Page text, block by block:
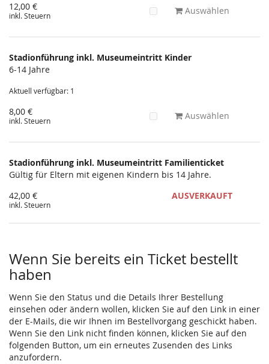
12,00 €
inkl. Steuern Auswählen
Stadionführung inkl. Museumeintritt Kinder
6-14 Jahre
Aktuell verfügbar: 1
8,00 €
inkl. Steuern Auswählen
Stadionführung inkl. Museumeintritt Familienticket
Gültig für Eltern mit eigenen Kindern bis 14 Jahre.
42,00 €
inkl. Steuern
AUSVERKAUFT
Wenn Sie bereits ein Ticket bestellt
haben
Wenn Sie den Status und die Details Ihrer Bestellung
einsehen oder ändern wollen, klicken Sie auf den Link in einer
der E-Mails, die wir Ihnen im Bestellvorgang geschickt haben.
Wenn Sie den Link nicht finden können, klicken Sie auf den
folgenden Button, um ein erneutes Zusenden des Links
anzufordern.